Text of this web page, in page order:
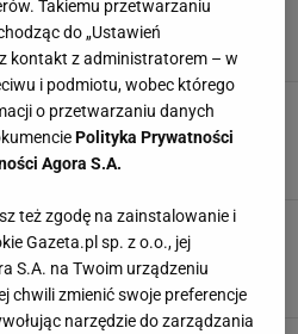
z Łodzi zatrzymanych.
do 15 lat więzienia
23 PAŹDZIERNIKA 2025, 10:25
Mistrz Polski zatrzymany za
przestępczej
22 PAŹDZIERNIKA 2025, 10:31
Takiemu przetwarzaniu
do „Ustawień
kontakt z administratorem – w
i podmiotu, wobec którego
o przetwarzaniu danych
Polityka Prywatności
Agora S.A.
też zgodę na zainstalowanie i
Gazeta.pl sp. z o.o., jej
S.A. na Twoim urządzeniu
chwili zmienić swoje preferencje
narzędzie do zarządzania